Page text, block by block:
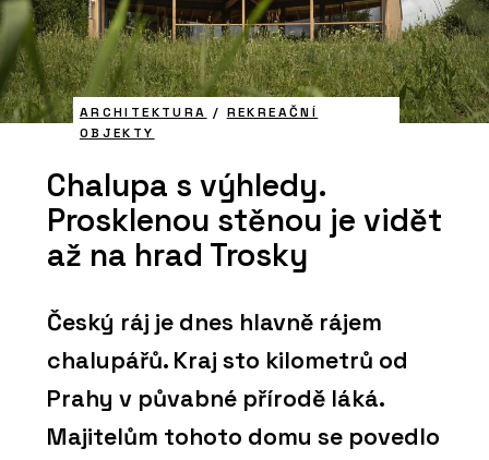
ARCHITEKTURA / REKREAČNÍ
OBJEKTY
Chalupa s výhledy.
Prosklenou stěnou je vidět
až na hrad Trosky
Český ráj je dnes hlavně rájem
chalupářů. Kraj sto kilometrů od
Prahy v půvabné přírodě láká.
Majitelům tohoto domu se povedlo